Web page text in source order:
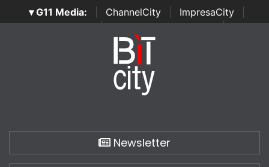
▾ G11 Media: ChannelCity ImpresaCity
SecurityOpenLab | Italian Channel Awards | Italian
Italian Security Awards
Newsletter